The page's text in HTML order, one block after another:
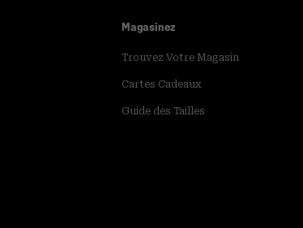
Magasinez
Trouvez Votre Magasin
Cartes Cadeaux
Guide des Tailles